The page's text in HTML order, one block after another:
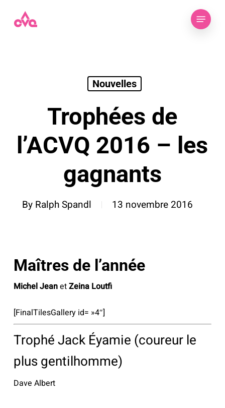
Menu
Nouvelles
Trophées de
l’ACVQ 2016 – les
gagnants
By Ralph Spandl 13 novembre 2016
Maîtres de l’année
Michel JeanetZeina Loutfi
[FinalTilesGallery id= »4″]
Trophé Jack Éyamie (coureur le
plus gentilhomme)
Dave Albert